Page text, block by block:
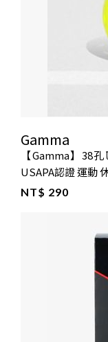
Gamma
【Gamma】38
USAPA認證 運動
NT$ 290